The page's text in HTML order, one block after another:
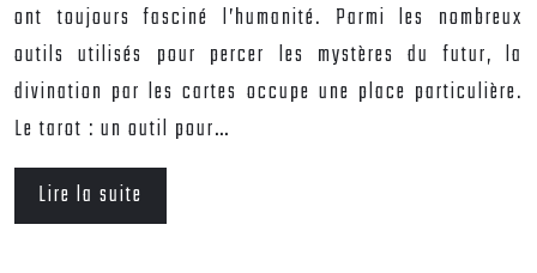
ont toujours fasciné l’humanité. Parmi les nombreux
outils utilisés pour percer les mystères du futur, la
divination par les cartes occupe une place particulière.
Le tarot : un outil pour…
Lire la suite